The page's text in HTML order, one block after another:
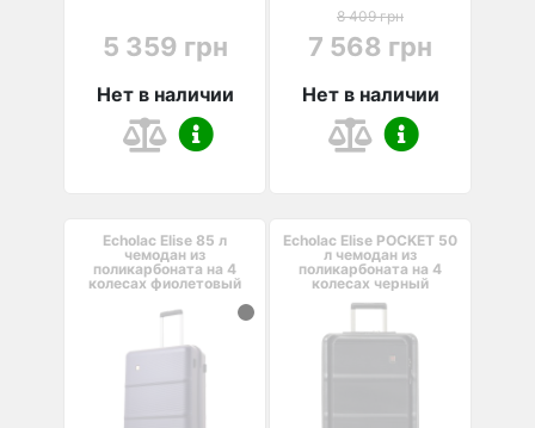
5 359 грн
Нет в наличии
8 409 грн
7 568 грн
Нет в наличии
Echolac Elise 85 л
чемодан из
поликарбоната на 4
колесах фиолетовый
Echolac Elise POCKET 50
л чемодан из
поликарбоната на 4
колесах черный